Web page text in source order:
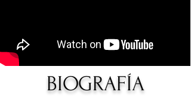
Ángela
Aguilar
BIOGRAFÍA